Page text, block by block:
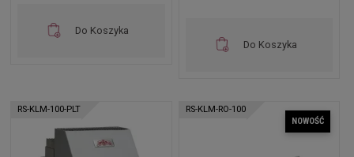
Do Koszyka
Do Koszyka
RS-KLM-100-PLT RS-KLM-RO-100
NOWOŚĆ